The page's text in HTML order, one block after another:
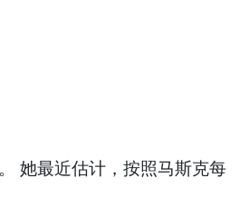
她最近估计，按照马斯克每